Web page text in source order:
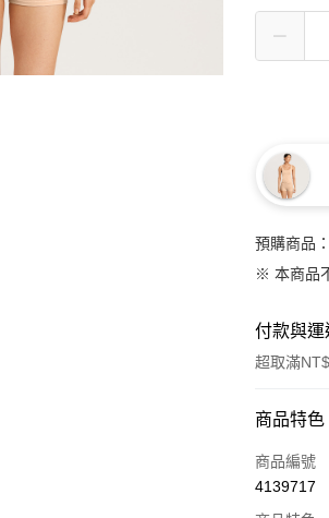
預購商品
※ 本商品
付款與
超取滿
付款方式
信用卡一
商品特色
商品編號
4139717